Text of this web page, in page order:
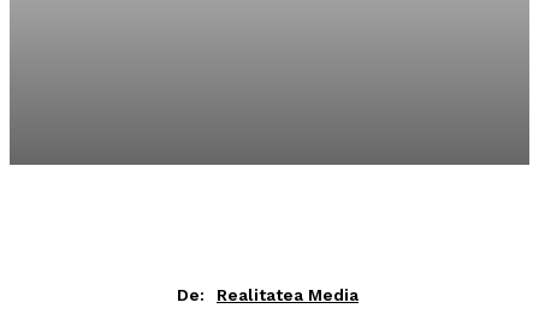
De: Realitatea Media